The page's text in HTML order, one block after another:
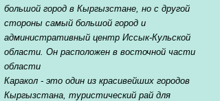
большой город в Кыргызстане, но с другой
стороны самый большой город и
административный центр Иссык-Кульской
области. Он расположен в восточной части
области
Каракол - это один из красивейших городов
Кыргызстана, туристический рай для